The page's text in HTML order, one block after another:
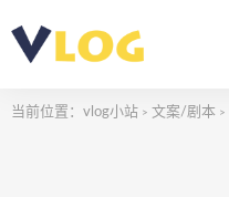
当前位置： vlog小站 > 文案/剧本 >